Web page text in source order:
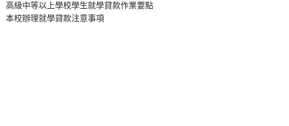
高級中等以上學校學生就學貸款作業要點
本校辦理就學貸款注意事項